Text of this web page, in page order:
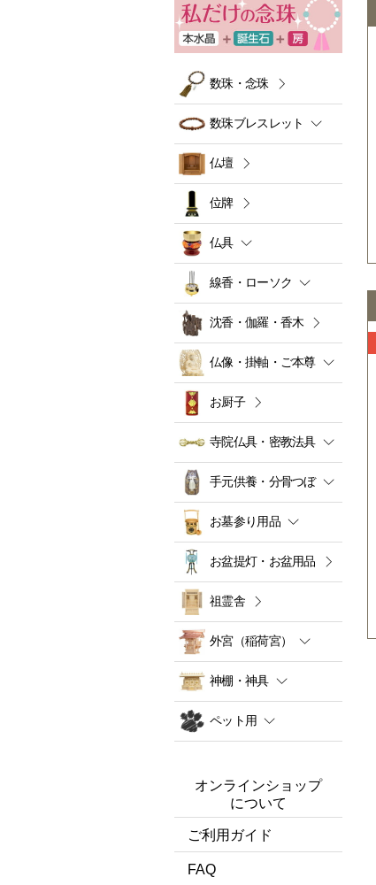
数珠・念珠
数珠ブレスレット
仏壇
位牌
仏具
線香・ローソク
沈香・伽羅・香木
仏像・掛軸・ご本尊
お厨子
寺院仏具・密教法具
手元供養・分骨つぼ
お墓参り用品
お盆提灯・お盆用品
祖霊舎
外宮（稲荷宮）
神棚・神具
ペット用
オンラインショップ
について
ご利用ガイド
FAQ